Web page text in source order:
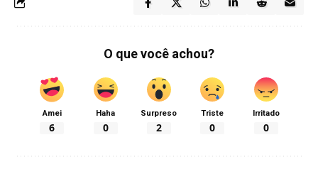
O que você achou?
Amei
6
Haha
0
Surpreso
2
Triste
0
Irritado
0